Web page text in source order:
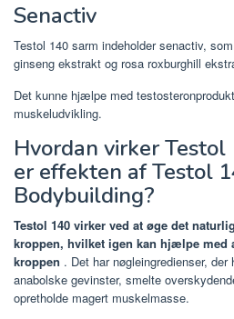
Senactiv
Testol 140 sarm indeholder senactiv,
ginseng ekstrakt og rosa roxburghill
Det kunne hjælpe med
muskeludvikling.
Hvordan virker Testol
er effekten af ​​Testol
Bodybuilding?
Testol 140 virker ved at øge det
kroppen, hvilket igen kan hjælpe med
kroppen . Det har nøgleingredienser,
anabolske gevinster, smelte
opretholde magert muskelmasse.